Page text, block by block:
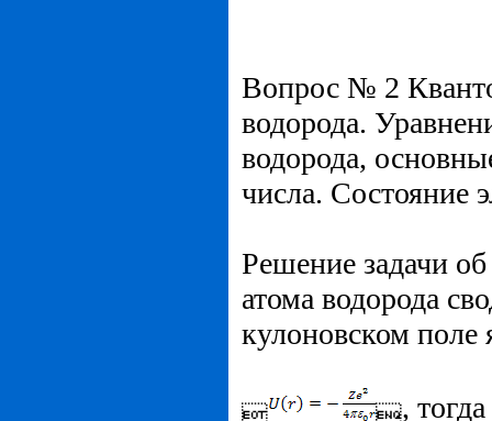
Вопрос № 2
водорода.
водорода,
числа. Состояние
Решение задачи об
атома водорода
кулоновском поле
, тогда